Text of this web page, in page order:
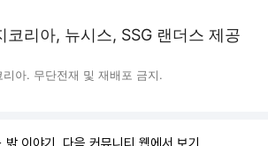
코리아, 뉴시스, SSG 랜더스 제공
아. 무단전재 및 재배포 금지.